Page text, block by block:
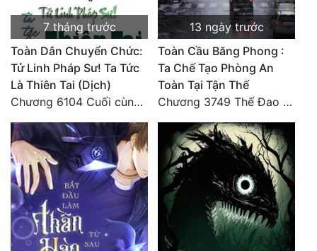
7 tháng trước
Toàn Dân Chuyển Chức:
Tử Linh Pháp Sư! Ta Tức
Là Thiên Tai (Dịch)
Chương 6104 Cuối cùng (HẾT)
13 ngày trước
Toàn Cầu Băng Phong :
Ta Chế Tạo Phòng An
Toàn Tại Tận Thế
Chương 3749 Thế Đao xuất kích